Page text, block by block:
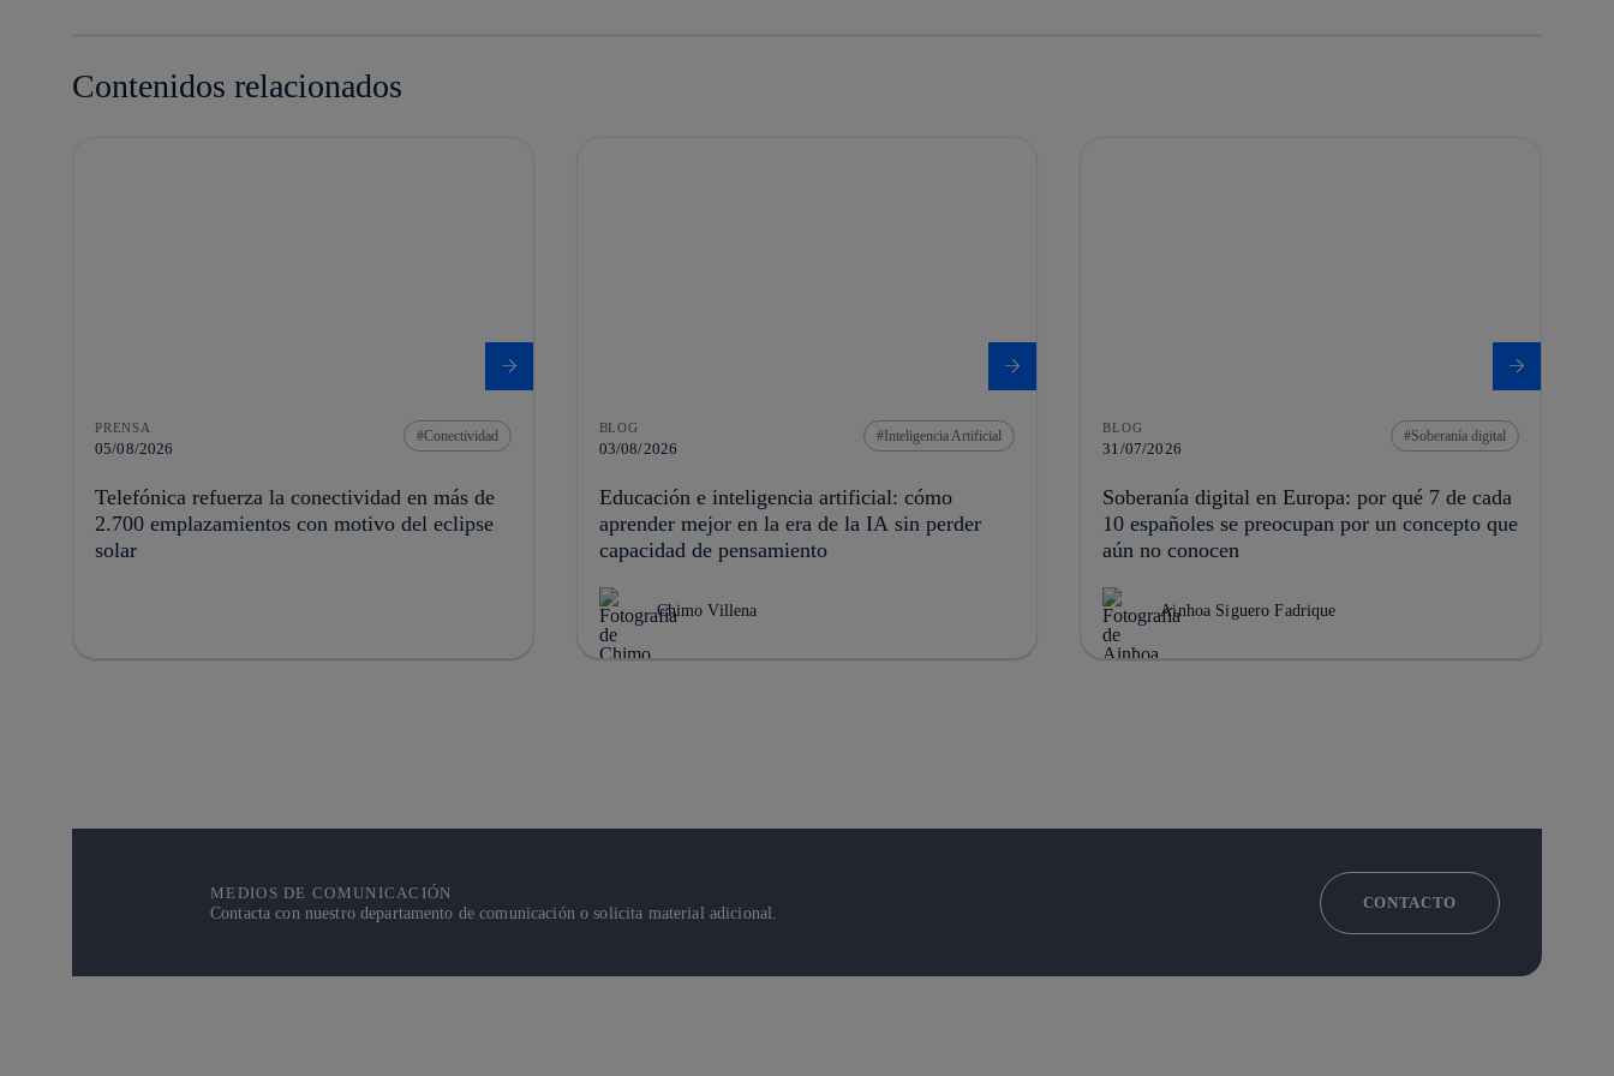
Contenidos relacionados
PRENSA
05/08/2026
Conectividad
Telefónica refuerza la conectividad en más de
2.700 emplazamientos con motivo del eclipse
solar
BLOG
03/08/2026
Inteligencia Artificial
Educación e inteligencia artificial: cómo
aprender mejor en la era de la IA sin perder
capacidad de pensamiento
Chimo Villena
BLOG
31/07/2026
Soberanía digital
Soberanía digital en Europa: por qué 7 de cada
10 españoles se preocupan por un concepto que
aún no conocen
Ainhoa Siguero Fadrique
MEDIOS DE COMUNICACIÓN
Contacta con nuestro departamento de comunicación o solicita material adicional.
CONTACTO